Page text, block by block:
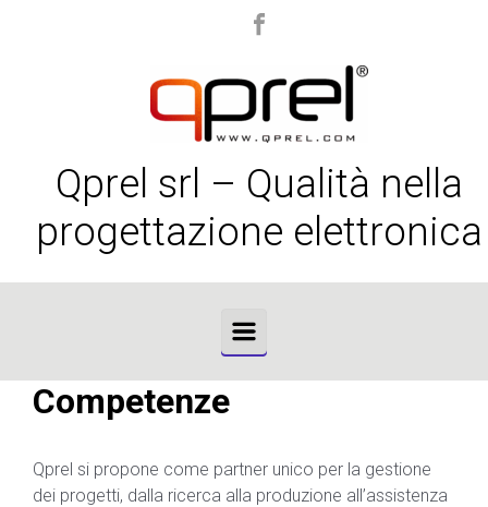
Qprel srl – Qualità nella
progettazione elettronica
Competenze
Qprel si propone come partner unico per la gestione
dei progetti, dalla ricerca alla produzione all’assistenza